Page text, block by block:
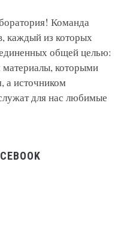
Команда
каждый из которых
общей целью:
которыми
а источником
для нас любимые